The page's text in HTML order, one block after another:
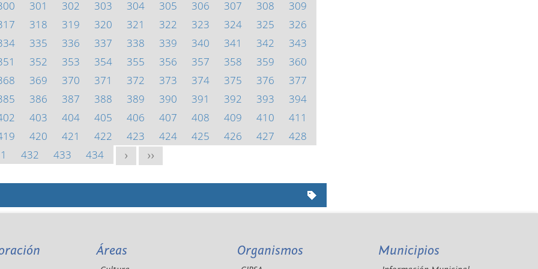
301 302 303 304 305 306 307 308
309
318 319 320 321 322 323 324 325
326
335 336 337 338 339 340 341 342
343
352 353 354 355 356 357 358 359
360
369 370 371 372 373 374 375 376
377
386 387 388 389 390 391 392 393
394
403 404 405 406 407 408 409 410
411
420 421 422 423 424 425 426 427
428
432 433 434 > >>
Áreas Organismos Municipios